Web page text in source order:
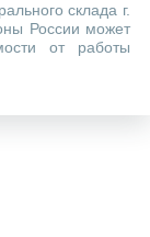
склада г.
России может
от работы